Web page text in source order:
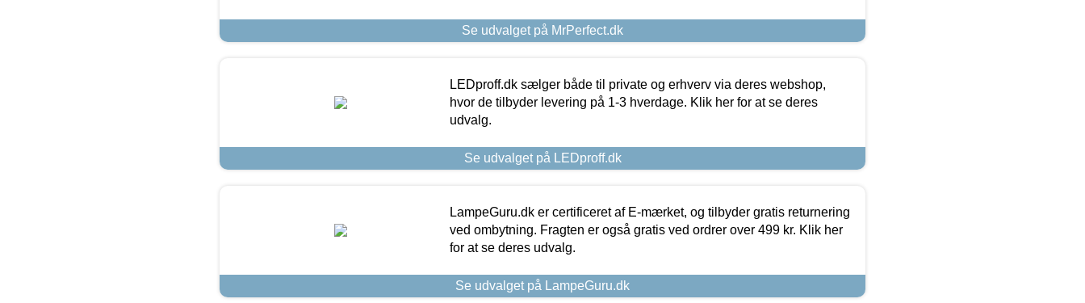
Se udvalget på MrPerfect.dk
LEDproff.dk sælger både til private og erhverv via deres webshop,
hvor de tilbyder levering på 1-3 hverdage. Klik her for at se deres
udvalg.
Se udvalget på LEDproff.dk
LampeGuru.dk er certificeret af E-mærket, og tilbyder gratis returnering
ved ombytning. Fragten er også gratis ved ordrer over 499 kr. Klik her
for at se deres udvalg.
Se udvalget på LampeGuru.dk